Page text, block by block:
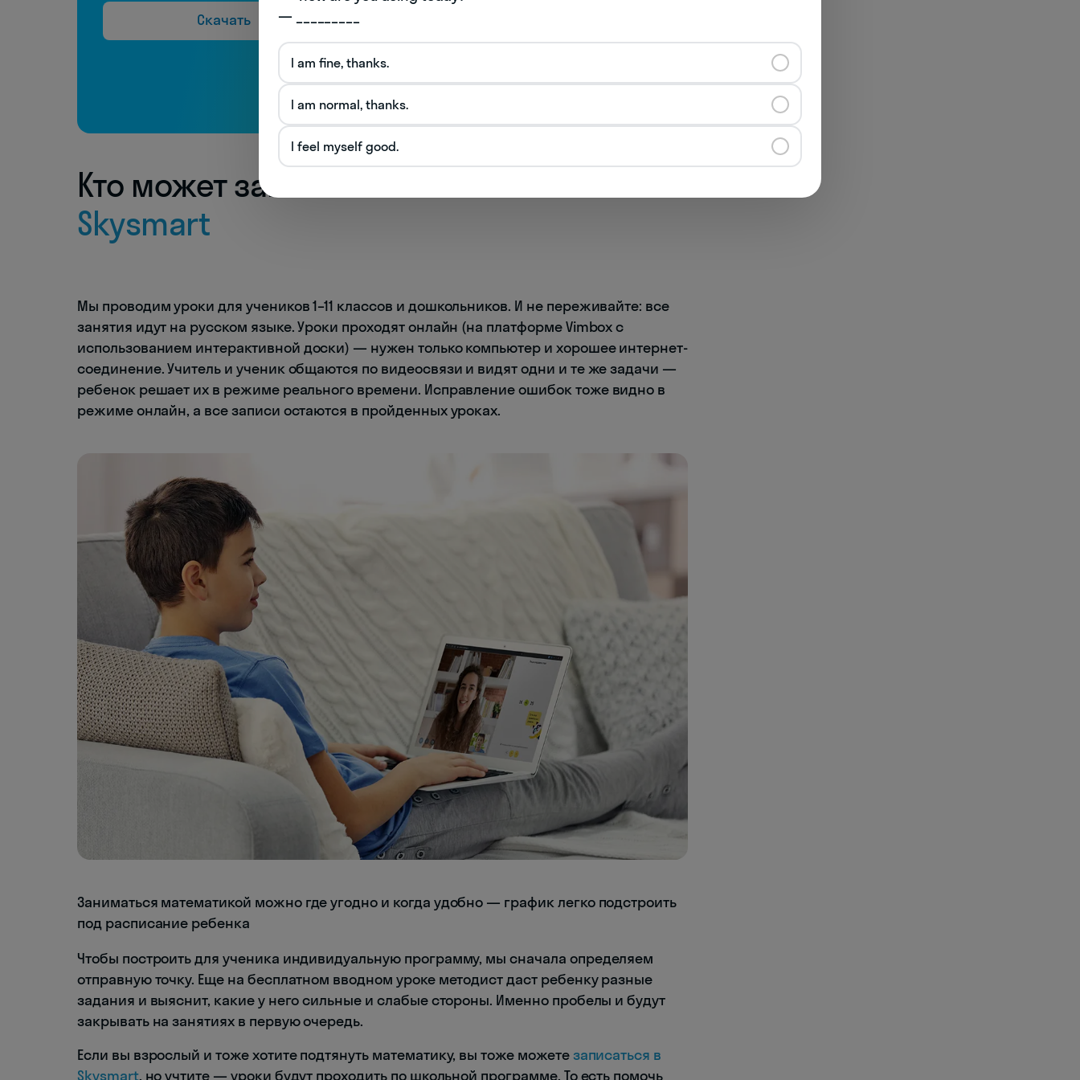
Скачать
Кто может заниматься математикой
Skysmart
Мы проводим уроки для учеников 1–11 классов и дошкольников. И не переживайте: все
занятия идут на русском языке. Уроки проходят онлайн (на платформе Vimbox с
использованием интерактивной доски) — нужен только компьютер и хорошее интернет-
соединение. Учитель и ученик общаются по видеосвязи и видят одни и те же задачи —
ребенок решает их в режиме реального времени. Исправление ошибок тоже видно в
режиме онлайн, а все записи остаются в пройденных уроках.
Заниматься математикой можно где угодно и когда удобно — график легко подстроить
под расписание ребенка
Чтобы построить для ученика индивидуальную программу, мы сначала определяем
отправную точку. Еще на бесплатном вводном уроке методист даст ребенку разные
задания и выяснит, какие у него сильные и слабые стороны. Именно пробелы и будут
закрывать на занятиях в первую очередь.
Если вы взрослый и тоже хотите подтянуть математику, вы тоже можетезаписаться в
Skysmart, но учтите — уроки будут проходить по школьной программе. То есть помочь
— _________
I am fine, thanks.
I am normal, thanks.
I feel myself good.